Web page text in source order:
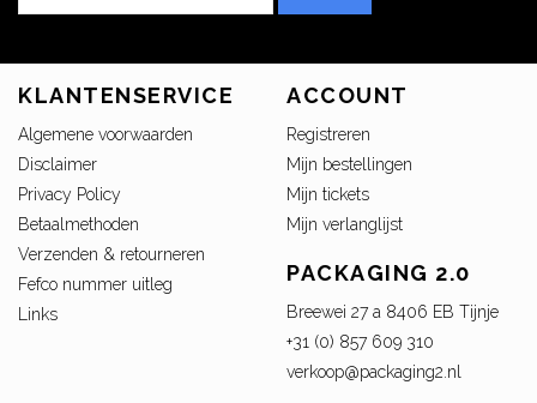
KLANTENSERVICE
Algemene voorwaarden
Disclaimer
Privacy Policy
Betaalmethoden
Verzenden & retourneren
Fefco nummer uitleg
Links
ACCOUNT
Registreren
Mijn bestellingen
Mijn tickets
Mijn verlanglijst
PACKAGING 2.0
Breewei 27 a 8406 EB Tijnje
+31 (0) 857 609 310
verkoop@packaging2.nl